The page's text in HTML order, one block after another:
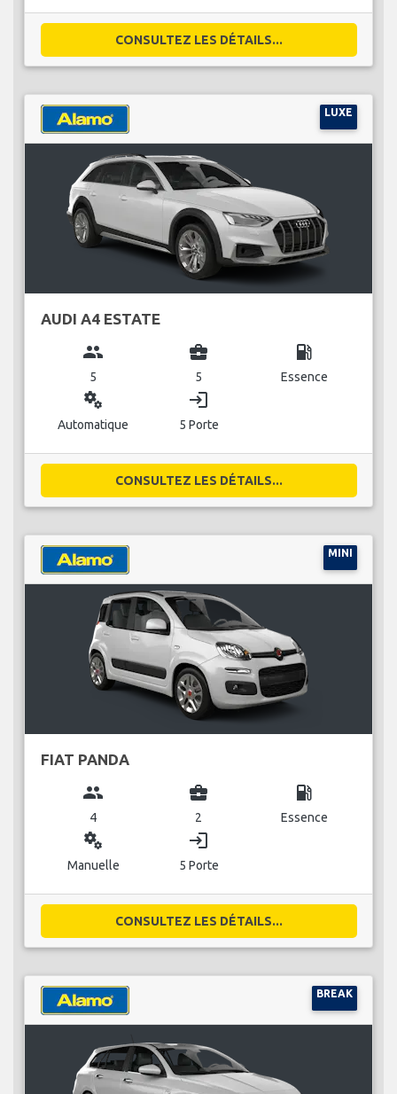
CONSULTEZ LES DÉTAILS...
LUXE
AUDI A4 ESTATE
group
5
business_center
5
local_gas_station
Essence
miscellaneous_services
Automatique
login
5 Porte
CONSULTEZ LES DÉTAILS...
MINI
FIAT PANDA
group
4
business_center
2
local_gas_station
Essence
miscellaneous_services
Manuelle
login
5 Porte
CONSULTEZ LES DÉTAILS...
BREAK